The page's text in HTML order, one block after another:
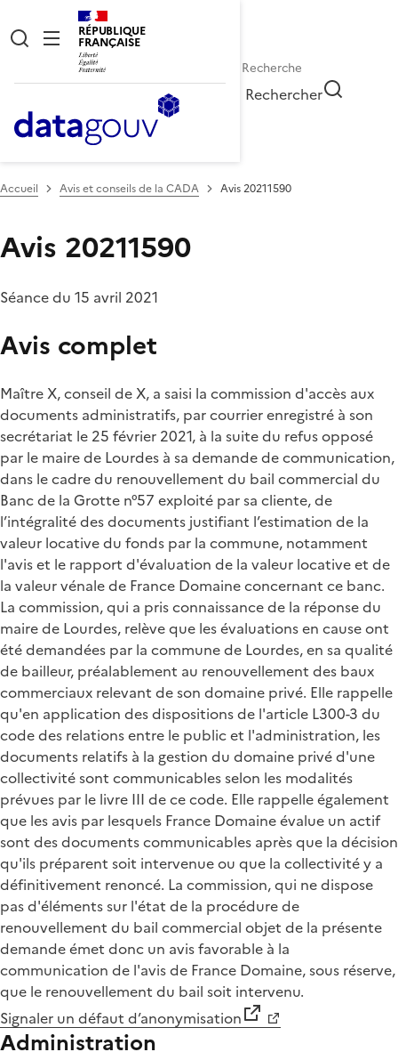
RÉPUBLIQUE
FRANÇAISE
Rechercher
Accueil Avis et conseils de la CADA Avis 20211590
Avis 20211590
Séance du 15 avril 2021
Avis complet
Maître X, conseil de X, a saisi la commission d'accès aux
documents administratifs, par courrier enregistré à son
secrétariat le 25 février 2021, à la suite du refus opposé
par le maire de Lourdes à sa demande de communication,
dans le cadre du renouvellement du bail commercial du
Banc de la Grotte n°57 exploité par sa cliente, de
l’intégralité des documents justifiant l’estimation de la
valeur locative du fonds par la commune, notamment
l'avis et le rapport d'évaluation de la valeur locative et de
la valeur vénale de France Domaine concernant ce banc.
La commission, qui a pris connaissance de la réponse du
maire de Lourdes, relève que les évaluations en cause ont
été demandées par la commune de Lourdes, en sa qualité
de bailleur, préalablement au renouvellement des baux
commerciaux relevant de son domaine privé. Elle rappelle
qu'en application des dispositions de l'article L300-3 du
code des relations entre le public et l'administration, les
documents relatifs à la gestion du domaine privé d'une
collectivité sont communicables selon les modalités
prévues par le livre III de ce code. Elle rappelle également
que les avis par lesquels France Domaine évalue un actif
sont des documents communicables après que la décision
qu'ils préparent soit intervenue ou que la collectivité y a
définitivement renoncé. La commission, qui ne dispose
pas d'éléments sur l'état de la procédure de
renouvellement du bail commercial objet de la présente
demande émet donc un avis favorable à la
communication de l'avis de France Domaine, sous réserve,
que le renouvellement du bail soit intervenu.
Signaler un défaut d’anonymisation
Administration